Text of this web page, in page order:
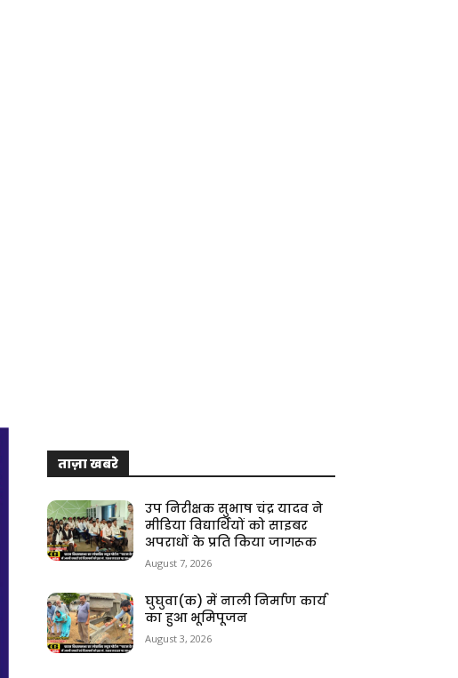
ताज़ा खबरे
उप निरीक्षक सुभाष चंद्र यादव ने
मीडिया विद्यार्थियों को साइबर
अपराधों के प्रति किया जागरूक
August 7, 2026
घुघुवा(क) में नाली निर्माण कार्य
का हुआ भूमिपूजन
August 3, 2026